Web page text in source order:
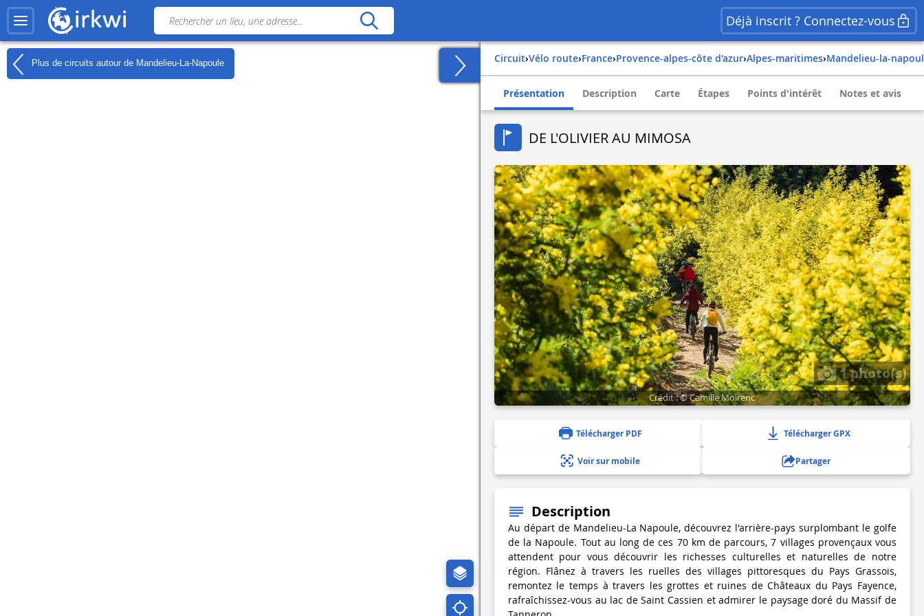
Déjà inscrit ? Connectez-vous
Plus de circuits autour de Mandelieu-La-Napoule Circuit› Vélo route› france› provence-alpes-côte d'azur› alpes-maritimes› mandelieu-la-
Présentation Description Carte Étapes Points d'intérêt Notes et avis
DE L'OLIVIER AU MIMOSA
1 photo(s)
Crédit : © Camille Moirenc
Télécharger PDF Télécharger GPX
Voir sur mobile Partager
Description
Au départ de Mandelieu-La Napoule, découvrez l'arrière-pays surplombant le golfe
de la Napoule. Tout au long de ces 70 km de parcours, 7 villages provençaux vous
attendent pour vous découvrir les richesses culturelles et naturelles de notre
région. Flânez à travers les ruelles des villages pittoresques du Pays Grassois,
remontez le temps à travers les grottes et ruines de Châteaux du Pays Fayence,
rafraîchissez-vous au lac de Saint Cassien et admirer le paysage doré du Massif de